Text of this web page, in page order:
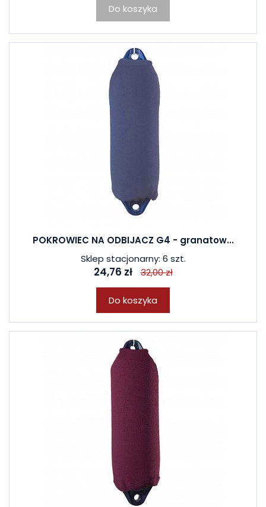
Do koszyka
POKROWIEC NA ODBIJACZ G4 - granatow...
Sklep stacjonarny: 6 szt.
24,76 zł 32,00 zł
Do koszyka